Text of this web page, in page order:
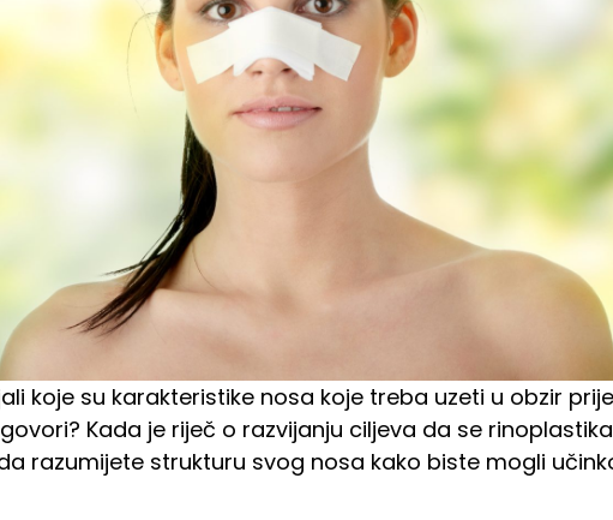
koje su karakteristike nosa koje treba uzeti u obzir
Kada je riječ o razvijanju ciljeva da se
razumijete strukturu svog nosa kako biste mogli